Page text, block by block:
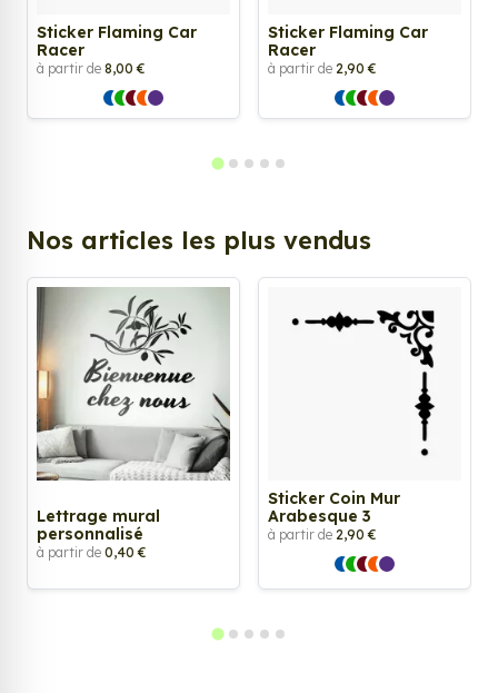
Sticker Flaming Car
Racer
à partir de 8,00 €
Sticker Flaming Car
Racer
à partir de 2,90 €
Nos articles les plus vendus
Lettrage mural
personnalisé
à partir de 0,40 €
Sticker Coin Mur
Arabesque 3
à partir de 2,90 €